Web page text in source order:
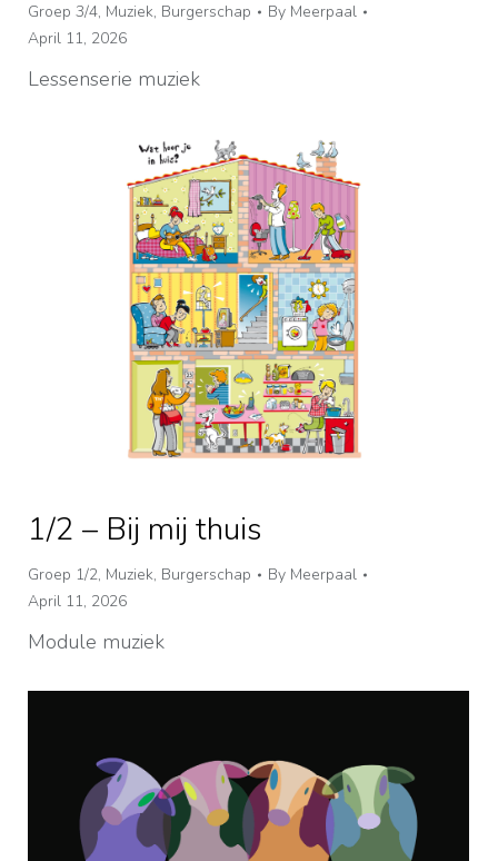
Groep 3/4, Muziek, Burgerschap By Meerpaal
April 11, 2026
Lessenserie muziek
1/2 – Bij mij thuis
Groep 1/2, Muziek, Burgerschap By Meerpaal
April 11, 2026
Module muziek